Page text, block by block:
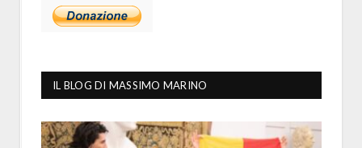
IL BLOG DI MASSIMO MARINO